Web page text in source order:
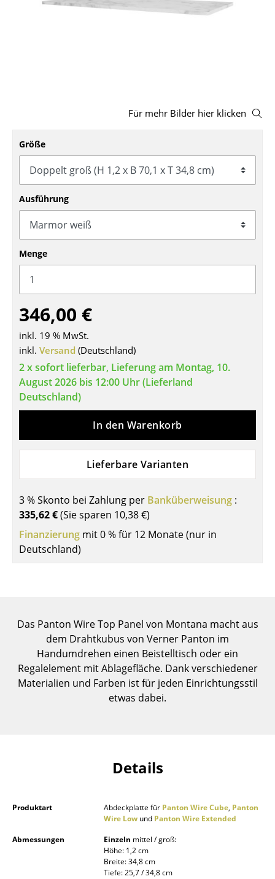
Schaukelstühle
Bürodrehstühle
Konferenzstühle
Bürosessel
Einzelteile
... alle Sitzmöbel
Tische
Esstische
Beistelltische
Couchtische
Schreibtische
Sekretäre & PC-Tische
Konferenztische
Stehtische & Stehpulte
Gartentische
Servierwagen
Regale & Schränke
Bücherregale
Wandregale
Beistell- & Rollcontainer
Garderoben
Kleinaufbewahrung
Für mehr Bilder hier klicken
Größe
Ausführung
Menge
346,00 €
inkl. 19 % MwSt.
inkl. Versand (Deutschland)
2 x sofort lieferbar, Lieferung am Montag, 10.
August 2026 bis 12:00 Uhr (Lieferland
Deutschland)
In den Warenkorb
Lieferbare Varianten
3 % Skonto bei Zahlung per Banküberweisung :
335,62 €(Sie sparen 10,38 €)
Finanzierung mit 0 % für 12 Monate (nur in
Deutschland)
Das Panton Wire Top Panel von Montana macht aus
dem Drahtkubus von Verner Panton im
Handumdrehen einen Beistelltisch oder ein
Regalelement mit Ablagefläche. Dank verschiedener
Materialien und Farben ist für jeden Einrichtungsstil
etwas dabei.
Details
Produktart Abdeckplatte für Panton Wire Cube, Panton
Wire Low und Panton Wire Extended
Abmessungen
Einzeln mittel / groß:
Höhe: 1,2 cm
Breite: 34,8 cm
Tiefe: 25,7 / 34,8 cm